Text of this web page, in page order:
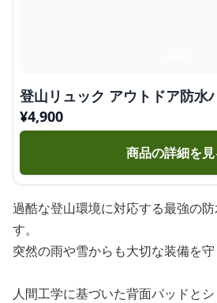
登山リュック アウトドア防水
¥4,900
商品の詳細を見
過酷な登山環境に対応する最強の
す。
突然の雨や雪からも大切な装備を守
人間工学に基づいた背面パッドと